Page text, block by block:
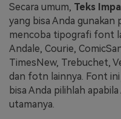
Secara umum, Teks
yang bisa Anda gunakan
mencoba tipografi font
Andale, Courie,
TimesNew, Trebuchet,
dan fotn lainnya. Font
bisa Anda pilihlah
utamanya.